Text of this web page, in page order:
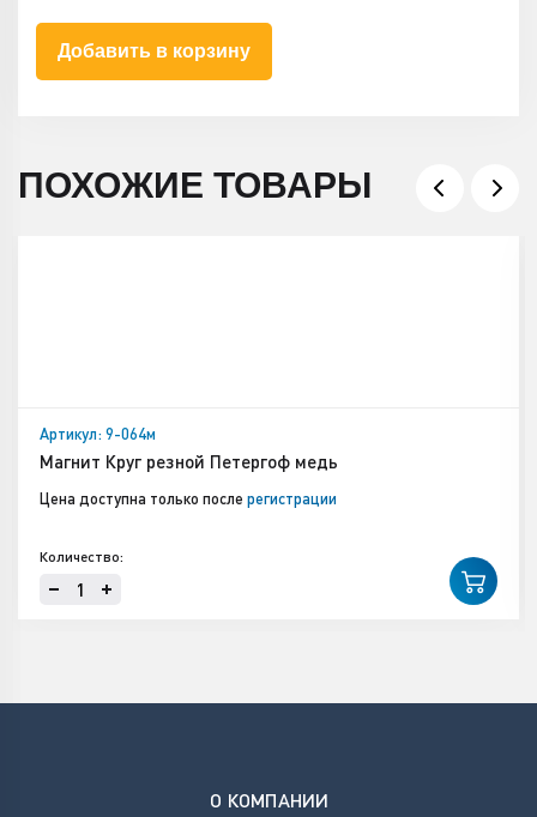
Добавить в корзину
ПОХОЖИЕ ТОВАРЫ
Артикул: 9-064м
Магнит Круг резной Петергоф медь
Цена доступна только после регистрации
Количество:
О КОМПАНИИ